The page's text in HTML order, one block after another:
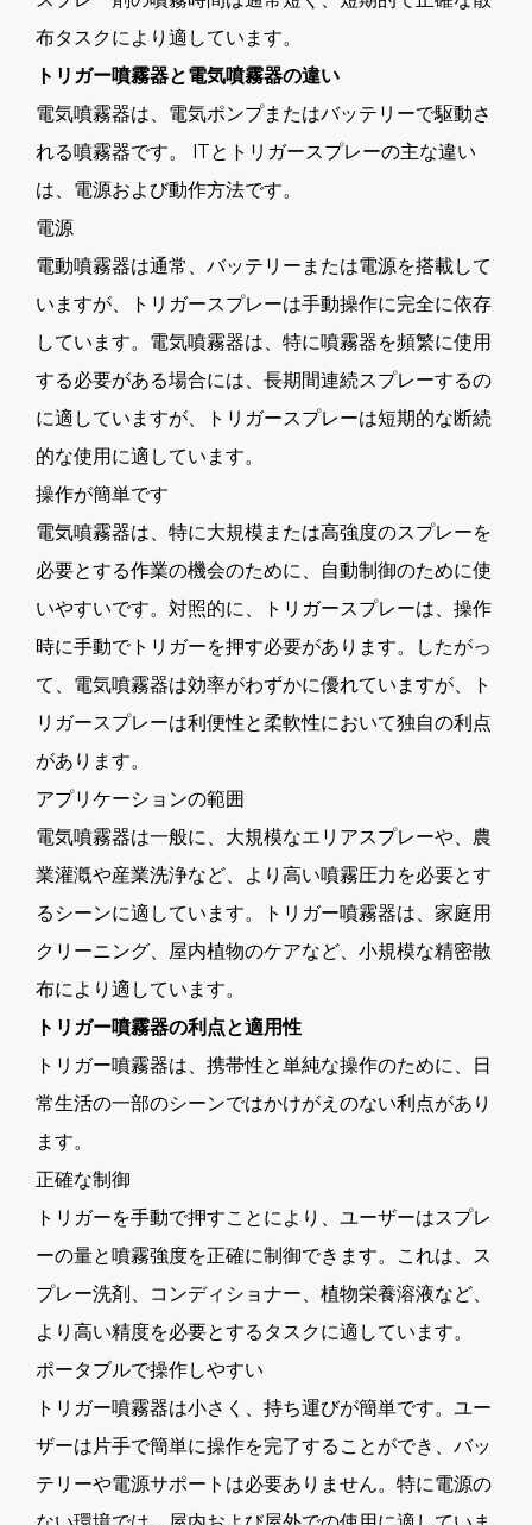
布タスクにより適しています。
トリガー噴霧器と電気噴霧器の違い
電気噴霧器は、電気ポンプまたはバッテリーで駆動さ
れる噴霧器です。 ITとトリガースプレーの主な違い
は、電源および動作方法です。
電源
電動噴霧器は通常、バッテリーまたは電源を搭載して
いますが、トリガースプレーは手動操作に完全に依存
しています。電気噴霧器は、特に噴霧器を頻繁に使用
する必要がある場合には、長期間連続スプレーするの
に適していますが、トリガースプレーは短期的な断続
的な使用に適しています。
操作が簡単です
電気噴霧器は、特に大規模または高強度のスプレーを
必要とする作業の機会のために、自動制御のために使
いやすいです。対照的に、トリガースプレーは、操作
時に手動でトリガーを押す必要があります。したがっ
て、電気噴霧器は効率がわずかに優れていますが、ト
リガースプレーは利便性と柔軟性において独自の利点
があります。
アプリケーションの範囲
電気噴霧器は一般に、大規模なエリアスプレーや、農
業灌漑や産業洗浄など、より高い噴霧圧力を必要とす
るシーンに適しています。トリガー噴霧器は、家庭用
クリーニング、屋内植物のケアなど、小規模な精密散
布により適しています。
トリガー噴霧器の利点と適用性
トリガー噴霧器は、携帯性と単純な操作のために、日
常生活の一部のシーンではかけがえのない利点があり
ます。
正確な制御
トリガーを手動で押すことにより、ユーザーはスプレ
ーの量と噴霧強度を正確に制御できます。これは、ス
プレー洗剤、コンディショナー、植物栄養溶液など、
より高い精度を必要とするタスクに適しています。
ポータブルで操作しやすい
トリガー噴霧器は小さく、持ち運びが簡単です。ユー
ザーは片手で簡単に操作を完了することができ、バッ
テリーや電源サポートは必要ありません。特に電源の